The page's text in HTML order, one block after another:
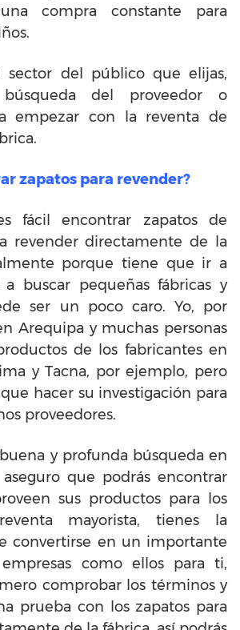
compra constante para
sector del público que elijas,
del proveedor o
empezar con la reventa de
zapatos para revender?
fácil encontrar zapatos de
revender directamente de la
porque tiene que ir a
a buscar pequeñas fábricas y
ser un poco caro. Yo, por
Arequipa y muchas personas
de los fabricantes en
y Tacna, por ejemplo, pero
hacer su investigación para
proveedores.
y profunda búsqueda en
que podrás encontrar
sus productos para los
mayorista, tienes la
convertirse en un importante
como ellos para ti,
comprobar los términos y
prueba con los zapatos para